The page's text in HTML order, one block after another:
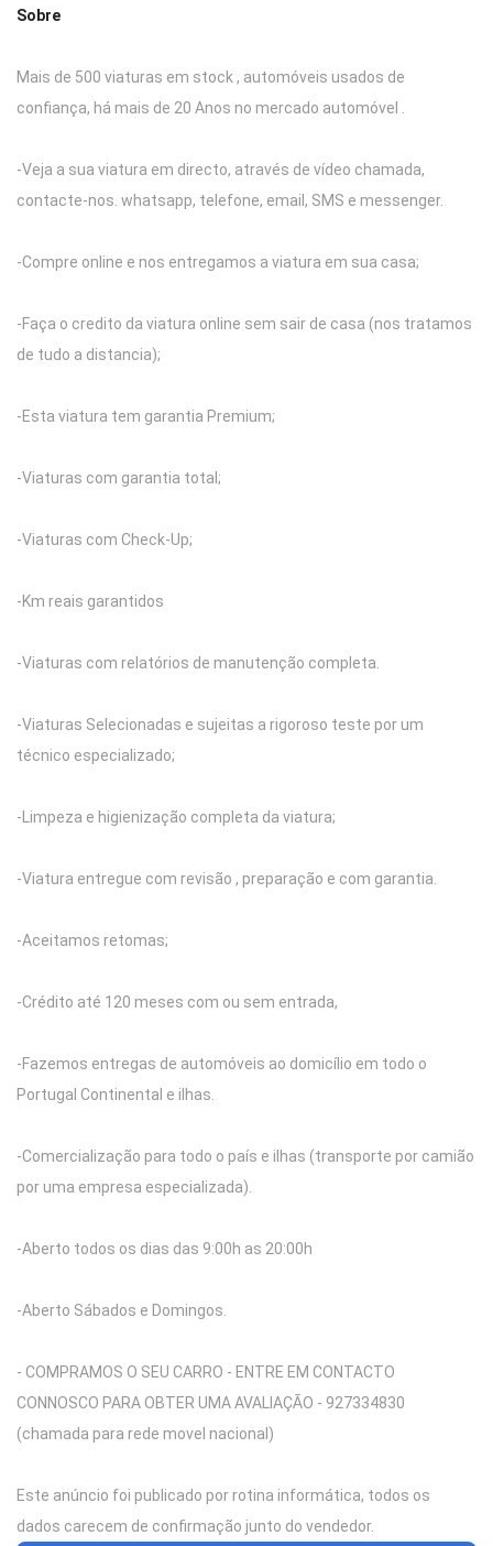
Sobre
Mais de 500 viaturas em stock , automóveis usados de
confiança, há mais de 20 Anos no mercado automóvel .
-Veja a sua viatura em directo, através de vídeo chamada,
contacte-nos. whatsapp, telefone, email, SMS e messenger.
-Compre online e nos entregamos a viatura em sua casa;
-Faça o credito da viatura online sem sair de casa (nos tratamos
de tudo a distancia);
-Esta viatura tem garantia Premium;
-Viaturas com garantia total;
-Viaturas com Check-Up;
-Km reais garantidos
-Viaturas com relatórios de manutenção completa.
-Viaturas Selecionadas e sujeitas a rigoroso teste por um
técnico especializado;
-Limpeza e higienização completa da viatura;
-Viatura entregue com revisão , preparação e com garantia.
-Aceitamos retomas;
-Crédito até 120 meses com ou sem entrada,
-Fazemos entregas de automóveis ao domicílio em todo o
Portugal Continental e ilhas.
-Comercialização para todo o país e ilhas (transporte por camião
por uma empresa especializada).
-Aberto todos os dias das 9:00h as 20:00h
-Aberto Sábados e Domingos.
- COMPRAMOS O SEU CARRO - ENTRE EM CONTACTO
CONNOSCO PARA OBTER UMA AVALIAÇÃO - 927334830
(chamada para rede movel nacional)
Este anúncio foi publicado por rotina informática, todos os
dados carecem de confirmação junto do vendedor.